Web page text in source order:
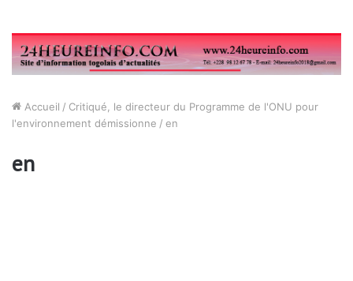
Accueil / Critiqué, le directeur du Programme de l'ONU pour
l'environnement démissionne / en
en